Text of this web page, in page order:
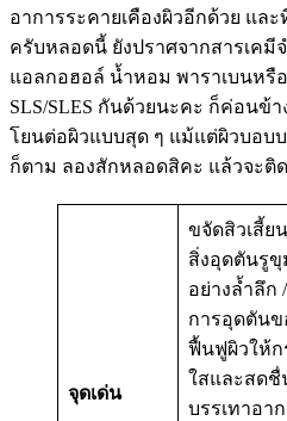
อาการระคายเคืองผิวอีกด้วย แล
ครับหลอดนี้ ยังปราศจากสารเคมี
แอลกอฮอล์ น้ำหอม พาราเบนหรื
SLS/SLES กันด้วยนะคะ ก็ค่อนข้
โยนต่อผิวแบบสุด ๆ แม้แต่ผิวบอบ
ก็ตาม ลองสักหลอดสิคะ แล้วจะติ
จุดเด่น
ขจัดสิวเสี้ย
สิ่งอุดตันรู
อย่างล้ำลึก
การอุดตันข
ฟื้นฟูผิวให้ก
ใสและสดชื่
บรรเทาอา